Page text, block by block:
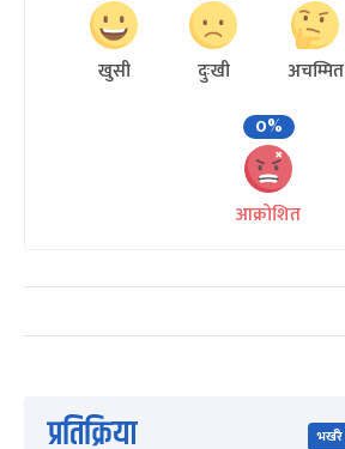
खुसी दुःखी अचम्मित
0%
आक्रोशित
प्रतिक्रिया भर्खरै